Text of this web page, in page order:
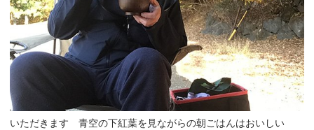
いただきます 青空の下紅葉を見ながらの朝ごはんはおいしい